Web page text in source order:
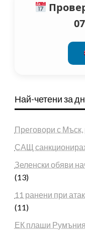
Най-четени за
Преговори с Мъск,
САЩ
Зеленски обяви
(13)
11 ранени при
(11)
ЕК плаши